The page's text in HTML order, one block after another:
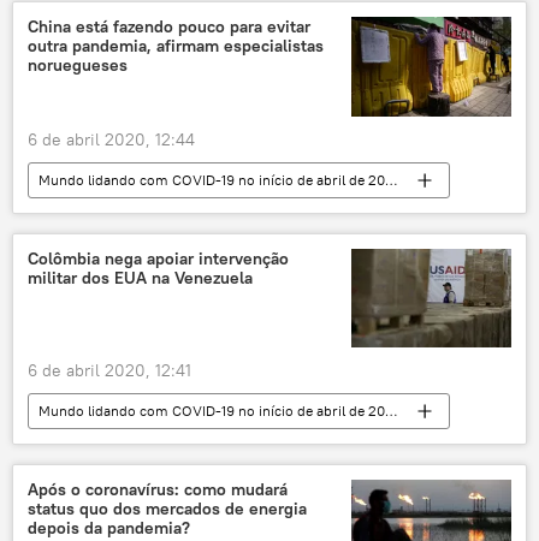
Alemanha
China está fazendo pouco para evitar
outra pandemia, afirmam especialistas
noruegueses
6 de abril 2020, 12:44
Mundo lidando com COVID-19 no início de abril de 2020
Mundo
Notícias
Noruega
Wuhan
China
Colômbia nega apoiar intervenção
militar dos EUA na Venezuela
6 de abril 2020, 12:41
Mundo lidando com COVID-19 no início de abril de 2020
Américas
Mundo
Notícias
Carlos Holmes Trujillo
Ministério da Defesa
EUA
Venezuela Colômbia
Após o coronavírus: como mudará
status quo dos mercados de energia
depois da pandemia?